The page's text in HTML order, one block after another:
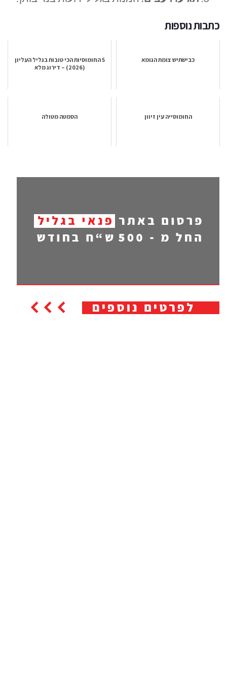
כתבות נוספות
כבישתיש צומת הגומא
5 החומוסיות הכי טובות בגליל העליון
(2026) – דירוג מלא
החומוסייה עין זיוון הסמטה מטולה